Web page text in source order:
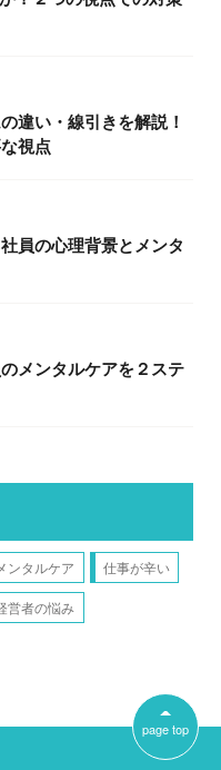
違い・線引きを解説！
視点
員の心理背景とメンタ
メンタルケアを２ステ
ンタルケア 仕事が辛い
営者の悩み
page top